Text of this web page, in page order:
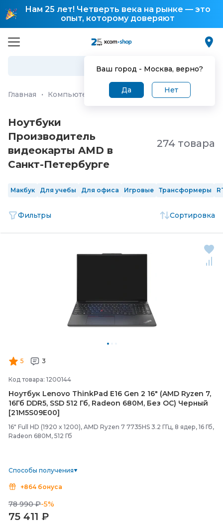
Нам 25 лет! Четверть века на рынке — это
опыт, которому доверяют
Ваш город - Москва, верно?
Да Нет
Главная · Компьютеры и ноутбуки Ноутбуки
Ноутбуки
Производитель
видеокарты AMD в
Санкт-Петербургe
274 товара
Макбук Для учебы Для офиса Игровые Трансформеры
Фильтры Сортировка
5 3
Код товара: 1200144
Ноутбук Lenovo ThinkPad E16 Gen 2 16" (AMD Ryzen 7,
16Гб DDR5, SSD 512 Гб, Radeon 680M, Без ОС) Черный
[21M5S09E00]
16" Full HD (1920 x 1200), AMD Ryzen 7 7735HS 3.2 ГГц, 8 ядер, 16 Гб,
Radeon 680M, 512 Гб
Способы получения
+864 бонуса
78 990 ₽-5%
75 411 ₽